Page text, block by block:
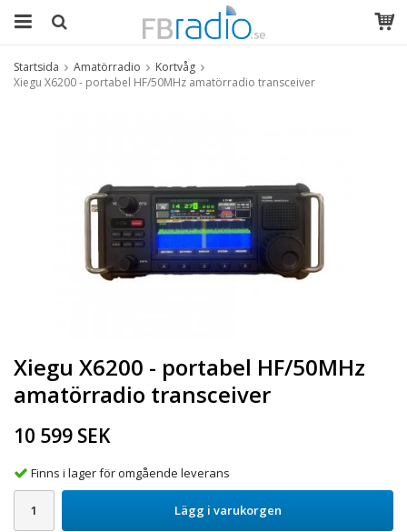
Startsida Amatörradio
Kortvåg
Xiegu X6200 - portabel HF/50MHz amatörradio transceiver
Xiegu X6200 - portabel HF/50MHz
amatörradio transceiver
10 599 SEK
Finns i lager för omgående leverans
Lägg i varukorgen